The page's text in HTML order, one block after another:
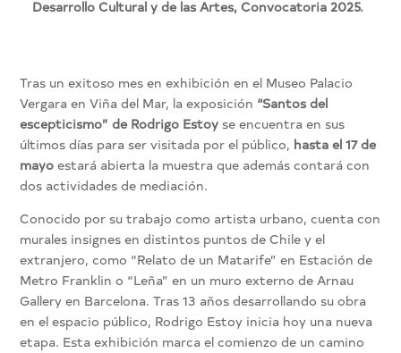
Desarrollo Cultural y de las Artes, Convocatoria 2025.
Tras un exitoso mes en exhibición en el Museo Palacio
Vergara en Viña del Mar, la exposición “Santos del
escepticismo” de Rodrigo Estoyse encuentra en sus
últimos días para ser visitada por el público, hasta el 17 de
mayo estará abierta la muestra que además contará con
dos actividades de mediación.
Conocido por su trabajo como artista urbano, cuenta con
murales insignes en distintos puntos de Chile y el
extranjero, como “Relato de un Matarife” en Estación de
Metro Franklin o “Leña” en un muro externo de Arnau
Gallery en Barcelona. Tras 13 años desarrollando su obra
en el espacio público, Rodrigo Estoy inicia hoy una nueva
etapa. Esta exhibición marca el comienzo de un camino